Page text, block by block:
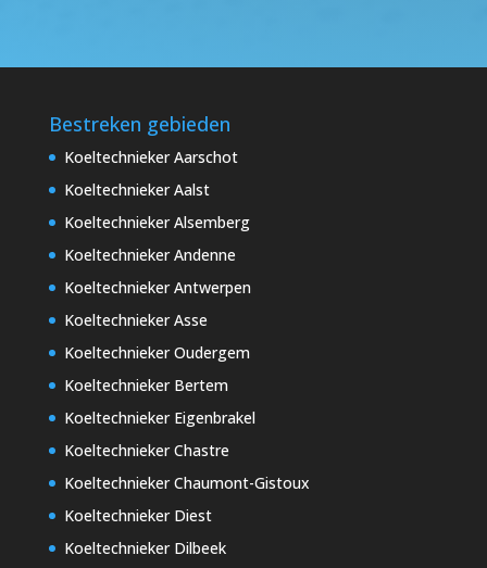
Bestreken gebieden
Koeltechnieker Aarschot
Koeltechnieker Aalst
Koeltechnieker Alsemberg
Koeltechnieker Andenne
Koeltechnieker Antwerpen
Koeltechnieker Asse
Koeltechnieker Oudergem
Koeltechnieker Bertem
Koeltechnieker Eigenbrakel
Koeltechnieker Chastre
Koeltechnieker Chaumont-Gistoux
Koeltechnieker Diest
Koeltechnieker Dilbeek